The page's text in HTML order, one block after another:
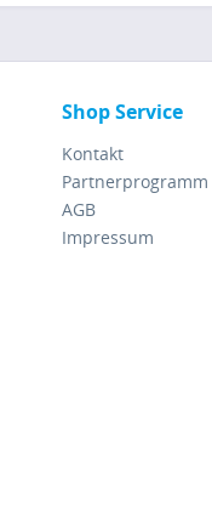
Shop Service
Kontakt
Partnerprogramm
AGB
Impressum